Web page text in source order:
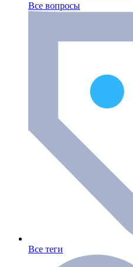
Все вопросы
Все теги